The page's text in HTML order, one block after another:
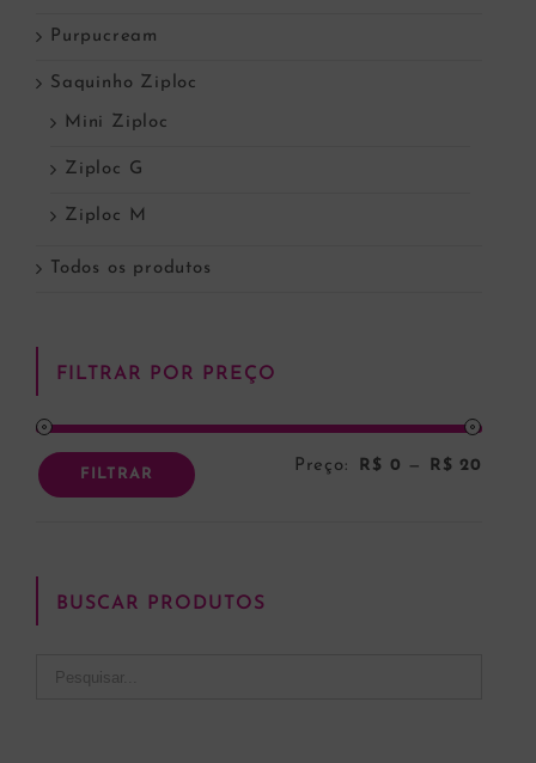
Purpucream
Saquinho Ziploc
Mini Ziploc
Ziploc G
Ziploc M
Todos os produtos
FILTRAR POR PREÇO
FILTRAR Preço: R$ 0 — R$ 20
BUSCAR PRODUTOS